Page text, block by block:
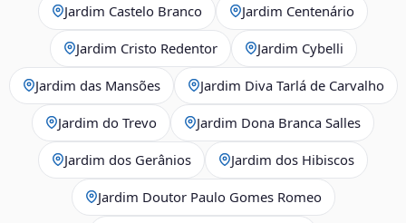
Jardim Castelo Branco Jardim Centenário
Jardim Cristo Redentor Jardim Cybelli
Jardim das Mansões Jardim Diva Tarlá de Carvalho
Jardim do Trevo Jardim Dona Branca Salles
Jardim dos Gerânios Jardim dos Hibiscos
Jardim Doutor Paulo Gomes Romeo